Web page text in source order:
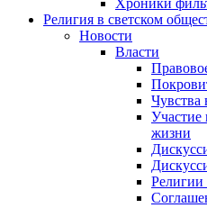
Хроники
Религия в светском
Новости
Власти
Участие
жизни
Религии